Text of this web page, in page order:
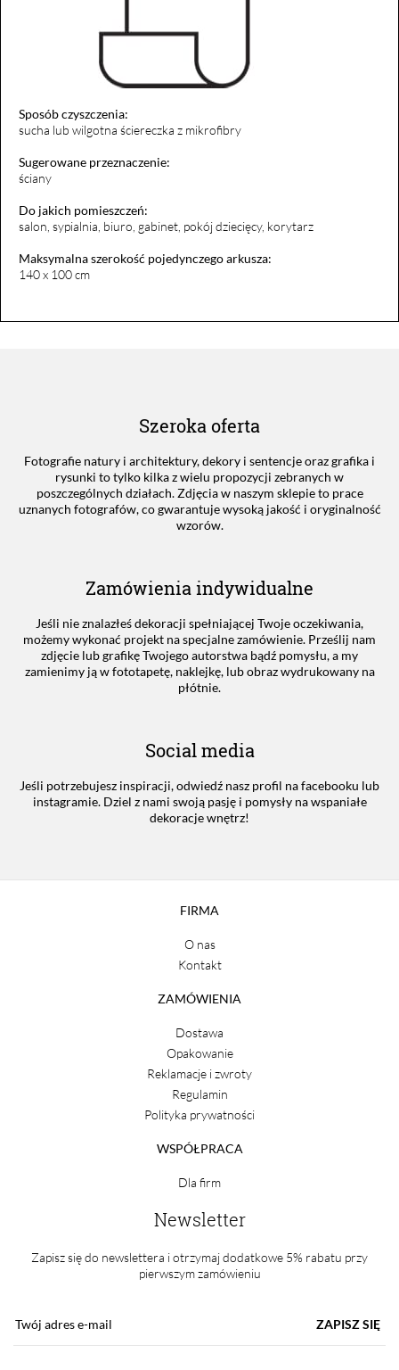
Sposób czyszczenia:
sucha lub wilgotna ściereczka z mikrofibry
Sugerowane przeznaczenie:
ściany
Do jakich pomieszczeń:
salon, sypialnia, biuro, gabinet, pokój dziecięcy, korytarz
Maksymalna szerokość pojedynczego arkusza:
140 x 100 cm
Szeroka oferta
Fotografie natury i architektury, dekory i sentencje oraz grafika i
rysunki to tylko kilka z wielu propozycji zebranych w
poszczególnych działach. Zdjęcia w naszym sklepie to prace
uznanych fotografów, co gwarantuje wysoką jakość i oryginalność
wzorów.
Zamówienia indywidualne
Jeśli nie znalazłeś dekoracji spełniającej Twoje oczekiwania,
możemy wykonać projekt na specjalne zamówienie. Prześlij nam
zdjęcie lub grafikę Twojego autorstwa bądź pomysłu, a my
zamienimy ją w fototapetę, naklejkę, lub obraz wydrukowany na
płótnie.
Social media
Jeśli potrzebujesz inspiracji, odwiedź nasz profil na facebooku lub
instagramie. Dziel z nami swoją pasję i pomysły na wspaniałe
dekoracje wnętrz!
FIRMA
O nas
Kontakt
ZAMÓWIENIA
Dostawa
Opakowanie
Reklamacje i zwroty
Regulamin
Polityka prywatności
WSPÓŁPRACA
Dla firm
Newsletter
Zapisz się do newslettera i otrzymaj dodatkowe 5% rabatu przy
pierwszym zamówieniu
ZAPISZ SIĘ